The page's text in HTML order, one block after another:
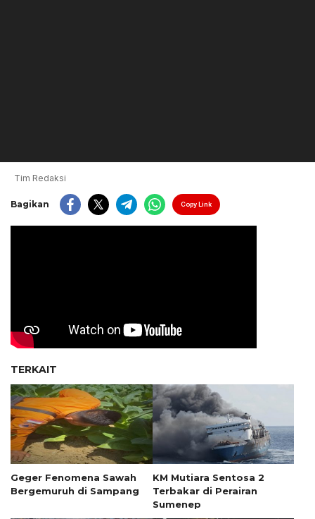
Tim Redaksi
Bagikan Copy Link
TERKAIT
Geger Fenomena Sawah
Bergemuruh di Sampang
KM Mutiara Sentosa 2
Terbakar di Perairan
Sumenep